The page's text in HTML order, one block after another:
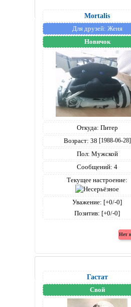
Mortalis
Для друзей: Женя
Новичок
Откуда: Питер
Возраст: 38 [1988-06-28]
Пол: Мужской
Сообщений: 4
Текущее настроение:
Уважение: [+0/-0]
Позитив: [+0/-0]
Гастат
Свой